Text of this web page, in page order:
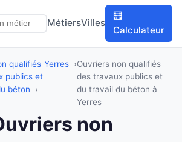
MétiersVilles
🧮
Calculateur
qualifiés
publics et
béton
Yerres
Ouvriers non qualifiés
des travaux publics et
du travail du béton à
Yerres
non